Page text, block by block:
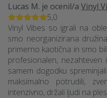
Lucas M. je ocenil/a Vinyl
5,0
Vinyl Vibes so igrali na
smo neorganizirana
primerno kaotična in smo
profesionalen,
samem dogodku
maksimalno potrudili,
intenzivno, držali ljudi na